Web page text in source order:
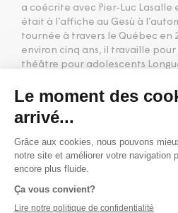
a coécrite avec Pier-Luc Lasalle
était à l’affiche au Gesù à
tournée à travers le Québec en
environ cinq ans, il travaille
théâtre pour adolescents
Fixe, en résidence à la salle
collaboration avec Pier-Luc
Mise à jour 2011-03-24
AUTRES CONTENUS